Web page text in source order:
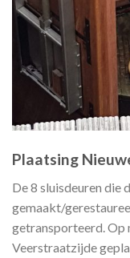
Plaatsing
De 8 sluisdeuren die
gemaakt/
getransporteerd. Op
Veerstraatzijde